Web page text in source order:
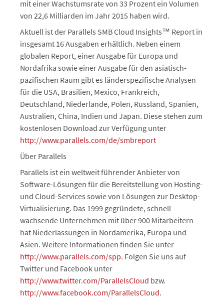
mit einer Wachstumsrate von 33 Prozent ein Volumen
von 22,6 Milliarden im Jahr 2015 haben wird.
Aktuell ist der Parallels SMB Cloud Insights™ Report in
insgesamt 16 Ausgaben erhältlich. Neben einem
globalen Report, einer Ausgabe für Europa und
Nordafrika sowie einer Ausgabe für den asiatisch-
pazifischen Raum gibt es länderspezifische Analysen
für die USA, Brasilien, Mexico, Frankreich,
Deutschland, Niederlande, Polen, Russland, Spanien,
Australien, China, Indien und Japan. Diese stehen zum
kostenlosen Download zur Verfügung unter
http://www.parallels.com/de/smbreport
Über Parallels
Parallels ist ein weltweit führender Anbieter von
Software-Lösungen für die Bereitstellung von Hosting-
und Cloud-Services sowie von Lösungen zur Desktop-
Virtualisierung. Das 1999 gegründete, schnell
wachsende Unternehmen mit über 900 Mitarbeitern
hat Niederlassungen in Nordamerika, Europa und
Asien. Weitere Informationen finden Sie unter
http://www.parallels.com/spp. Folgen Sie uns auf
Twitter und Facebook unter
http://www.twitter.com/ParallelsCloud bzw.
http://www.facebook.com/ParallelsCloud.